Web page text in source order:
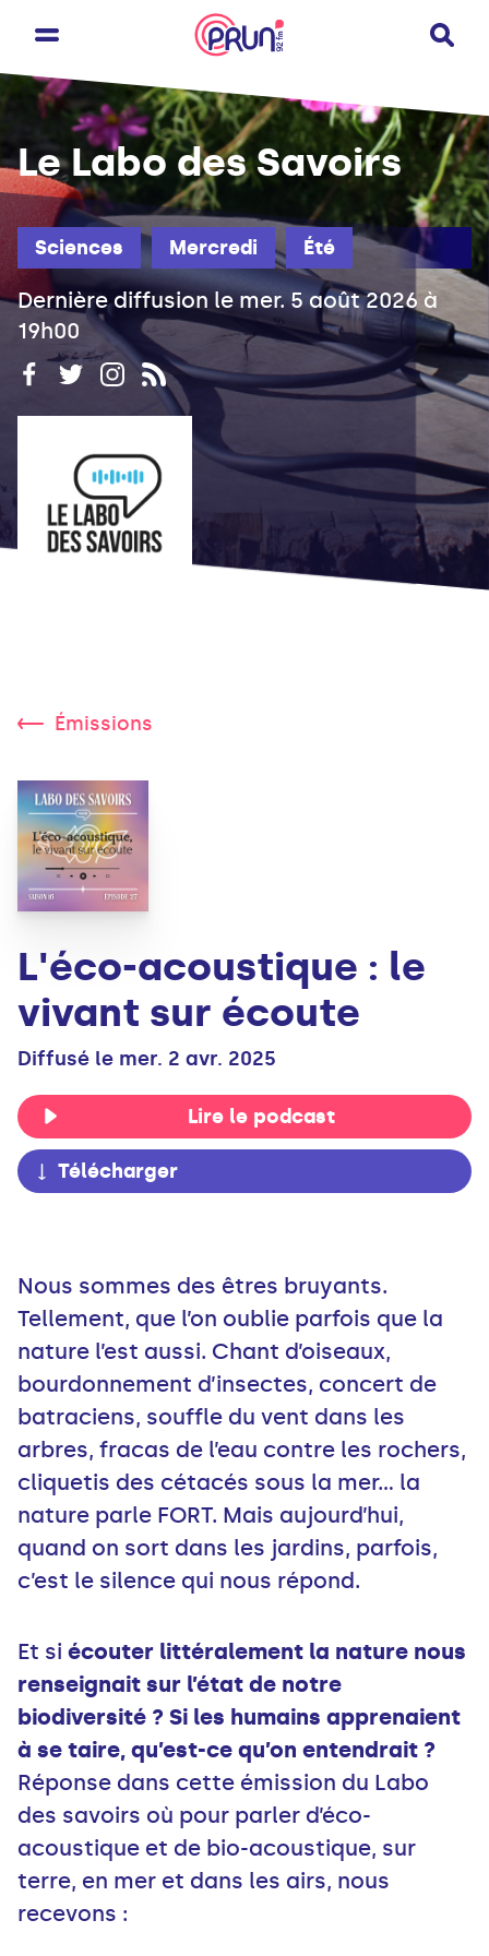
Sciences Mercredi Été
Le Labo des Savoirs
Dernière diffusion le mer. 5 août 2026 à
19h00
Émissions
L'éco-acoustique : le
vivant sur écoute
Diffusé le mer. 2 avr. 2025
Lire le podcast
Télécharger
Nous sommes des êtres bruyants.
Tellement, que l’on oublie parfois que la
nature l’est aussi. Chant d’oiseaux,
bourdonnement d’insectes, concert de
batraciens, souffle du vent dans les
arbres, fracas de l’eau contre les rochers,
cliquetis des cétacés sous la mer… la
nature parle FORT. Mais aujourd’hui,
quand on sort dans les jardins, parfois,
c’est le silence qui nous répond.
Et si écouter littéralement la nature nous
renseignait sur l’état de notre
biodiversité ? Si les humains apprenaient
à se taire, qu’est-ce qu’on entendrait ?
Réponse dans cette émission du Labo
des savoirs où pour parler d’éco-
acoustique et de bio-acoustique, sur
terre, en mer et dans les airs, nous
recevons :